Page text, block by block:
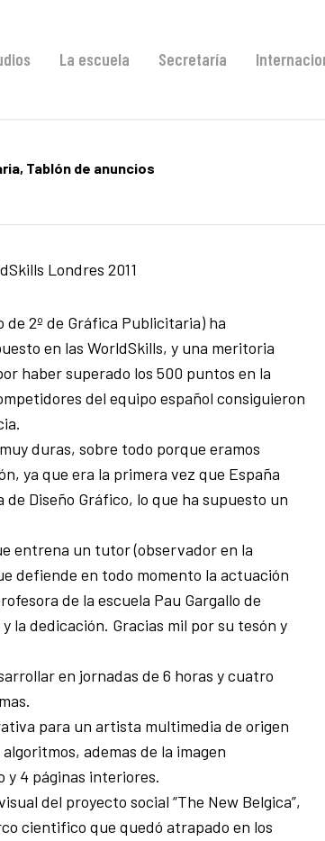
La escuela Secretaría
, Tablón de anuncios
Londres 2011
de 2º de Gráfica Publicitaria) ha
en las WorldSkills, y una meritoria
haber superado los 500 puntos en la
del equipo español consiguieron
duras, sobre todo porque eramos
ya que era la primera vez que España
Diseño Gráfico, lo que ha supuesto un
entrena un tutor (observador en la
defiende en todo momento la actuación
de la escuela Pau Gargallo de
la dedicación. Gracias mil por su tesón y
en jornadas de 6 horas y cuatro
para un artista multimedia de origen
ademas de la imagen
4 páginas interiores.
del proyecto social “The New Belgica”,
cientifico que quedó atrapado en los